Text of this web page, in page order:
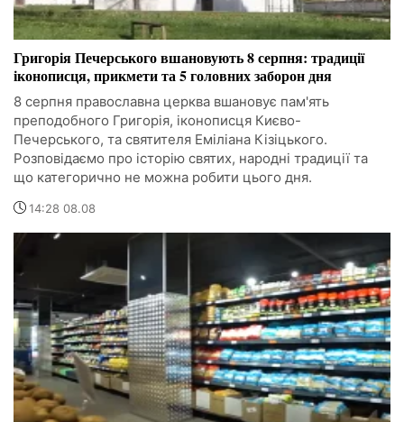
Григорія Печерського вшановують 8 серпня: традиції
іконописця, прикмети та 5 головних заборон дня
8 серпня православна церква вшановує пам'ять
преподобного Григорія, іконописця Києво-
Печерського, та святителя Еміліана Кізіцького.
Розповідаємо про історію святих, народні традиції та
що категорично не можна робити цього дня.
14:28 08.08